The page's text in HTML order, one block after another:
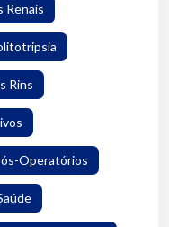
Renais
Rins
Operatórios